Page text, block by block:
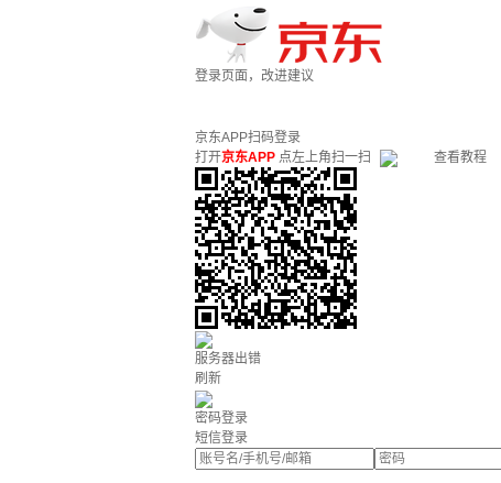
登录页面，改进建议
京东APP扫码登录
打开京东APP 点左上角扫一扫 查看教程
服务器出错
刷新
密码登录
短信登录